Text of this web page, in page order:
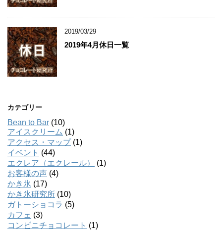
2019/03/29
2019年4月休日一覧
カテゴリー
Bean to Bar (10)
アイスクリーム (1)
アクセス・マップ(1)
イベント (44)
エクレア（エクレール）
(1)
お客様の声 (4)
かき氷 (17)
かき氷研究所 (10)
ガトーショコラ (5)
カフェ (3)
コンビニチョコレート (1)